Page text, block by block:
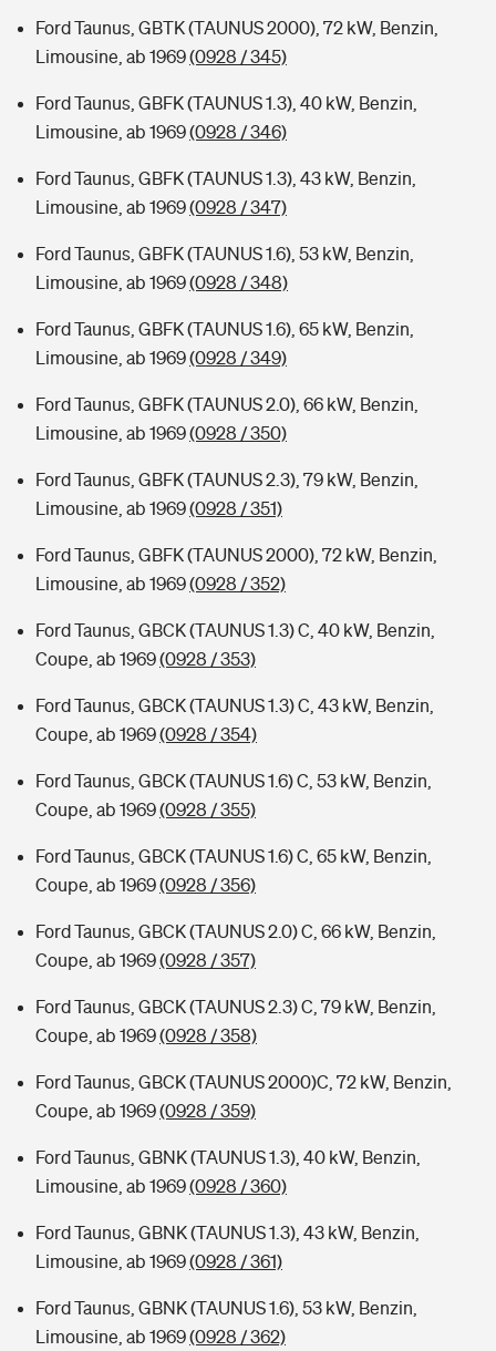
Ford Taunus, GBTK (TAUNUS 2000), 72 kW, Benzin,
Limousine, ab 1969(0928 / 345)
Ford Taunus, GBFK (TAUNUS 1.3), 40 kW, Benzin,
Limousine, ab 1969(0928 / 346)
Ford Taunus, GBFK (TAUNUS 1.3), 43 kW, Benzin,
Limousine, ab 1969(0928 / 347)
Ford Taunus, GBFK (TAUNUS 1.6), 53 kW, Benzin,
Limousine, ab 1969(0928 / 348)
Ford Taunus, GBFK (TAUNUS 1.6), 65 kW, Benzin,
Limousine, ab 1969(0928 / 349)
Ford Taunus, GBFK (TAUNUS 2.0), 66 kW, Benzin,
Limousine, ab 1969(0928 / 350)
Ford Taunus, GBFK (TAUNUS 2.3), 79 kW, Benzin,
Limousine, ab 1969(0928 / 351)
Ford Taunus, GBFK (TAUNUS 2000), 72 kW, Benzin,
Limousine, ab 1969(0928 / 352)
Ford Taunus, GBCK (TAUNUS 1.3) C, 40 kW, Benzin,
Coupe, ab 1969(0928 / 353)
Ford Taunus, GBCK (TAUNUS 1.3) C, 43 kW, Benzin,
Coupe, ab 1969(0928 / 354)
Ford Taunus, GBCK (TAUNUS 1.6) C, 53 kW, Benzin,
Coupe, ab 1969(0928 / 355)
Ford Taunus, GBCK (TAUNUS 1.6) C, 65 kW, Benzin,
Coupe, ab 1969(0928 / 356)
Ford Taunus, GBCK (TAUNUS 2.0) C, 66 kW, Benzin,
Coupe, ab 1969(0928 / 357)
Ford Taunus, GBCK (TAUNUS 2.3) C, 79 kW, Benzin,
Coupe, ab 1969(0928 / 358)
Ford Taunus, GBCK (TAUNUS 2000)C, 72 kW, Benzin,
Coupe, ab 1969(0928 / 359)
Ford Taunus, GBNK (TAUNUS 1.3), 40 kW, Benzin,
Limousine, ab 1969(0928 / 360)
Ford Taunus, GBNK (TAUNUS 1.3), 43 kW, Benzin,
Limousine, ab 1969(0928 / 361)
Ford Taunus, GBNK (TAUNUS 1.6), 53 kW, Benzin,
Limousine, ab 1969(0928 / 362)